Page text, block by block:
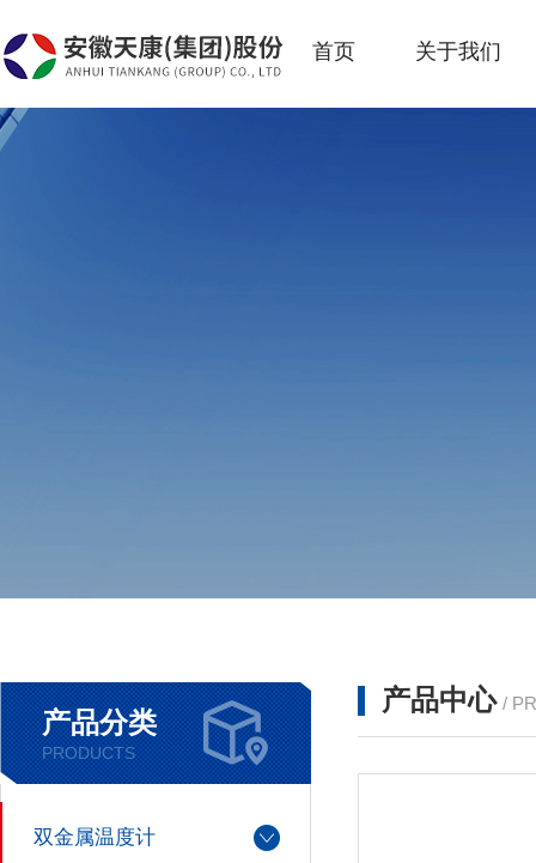
首页 关于我们
产品分类
PRODUCTS
双金属温度计
产品中心 /